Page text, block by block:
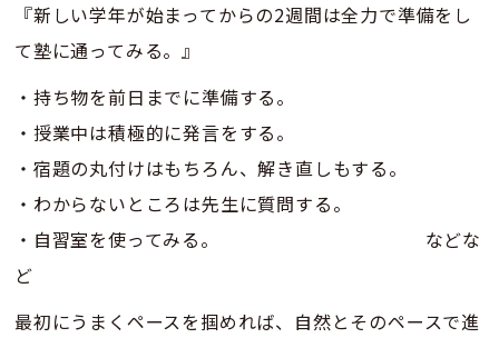
『新しい学年が始まってからの2週間は全力で準備をし
て塾に通ってみる。』
・持ち物を前日までに準備する。
・授業中は積極的に発言をする。
・宿題の丸付けはもちろん、解き直しもする。
・わからないところは先生に質問する。
・自習室を使ってみる。 などな
ど
最初にうまくペースを掴めれば、自然とそのペースで進